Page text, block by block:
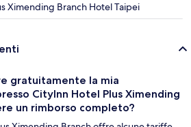
Ximending Branch Hotel Taipei
gratuitamente la mia
CityInn Hotel Plus Ximending
un rimborso completo?